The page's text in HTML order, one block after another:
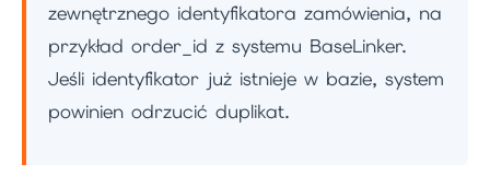
zewnętrznego identyfikatora zamówienia, na
przykład order_id z systemu BaseLinker.
Jeśli identyfikator już istnieje w bazie, system
powinien odrzucić duplikat.